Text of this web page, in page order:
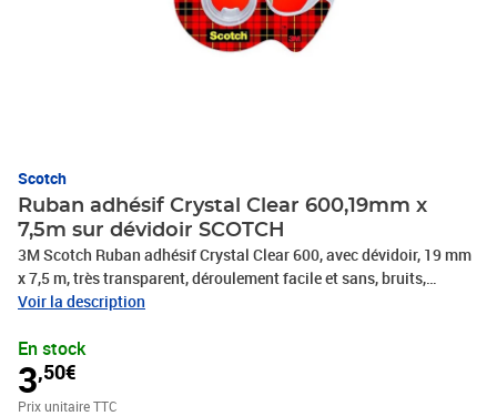
Scotch
Ruban adhésif Crystal Clear 600,19mm x
7,5m sur dévidoir SCOTCH
3M Scotch Ruban adhésif Crystal Clear 600, avec dévidoir, 19 mm
x 7,5 m, très transparent, déroulement facile et sans, bruits,
diamètre de mandrin: 25 mm, (6-1975D)
Voir la description
En stock
3,50€
Prix unitaire TTC